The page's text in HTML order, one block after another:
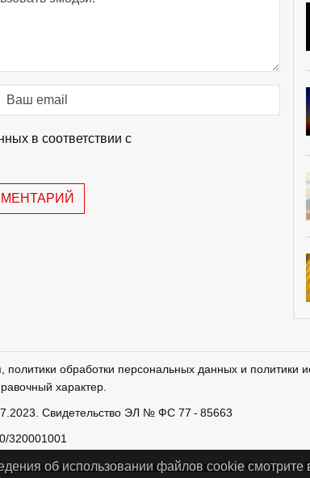
в соответствии с
обработки персональных данных и политики
характер.
Свидетельство ЭЛ № ФС 77 - 85663
320001001
данных Использование cookies Сделано в
об использовании файлов cookie смотрите